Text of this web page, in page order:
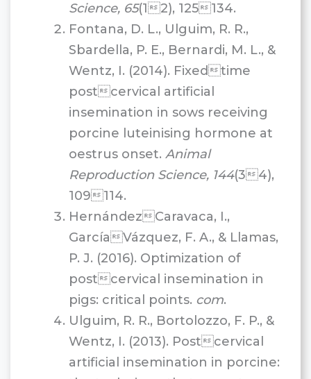
Science, 65(12), 125134.
Fontana, D. L., Ulguim, R. R.,
Sbardella, P. E., Bernardi, M. L., &
Wentz, I. (2014). Fixedtime
postcervical artificial
insemination in sows receiving
porcine luteinising hormone at
oestrus onset. Animal
Reproduction Science, 144(34),
109114.
HernándezCaravaca, I.,
GarcíaVázquez, F. A., & Llamas,
P. J. (2016). Optimization of
postcervical insemination in
pigs: critical points. com.
Ulguim, R. R., Bortolozzo, F. P., &
Wentz, I. (2013). Postcervical
artificial insemination in porcine: